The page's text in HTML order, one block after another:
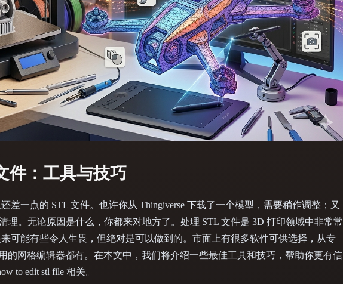
Cel-Shaded Fantasy Flat
Low Poly Medieval Minimalist
Realistic Retro Stylized
件：工具与技巧
差一点的 STL 文件。也许你从 Thingiverse 下载了一个模型，需要稍作调整；又
理。无论原因是什么，你都来对地方了。处理 STL 文件是 3D 打印领域中非常常
可能有些令人生畏，但绝对是可以做到的。市面上有很多软件可供选择，从专
的网格编辑器都有。在本文中，我们将介绍一些最佳工具和技巧，帮助你更有信
to edit stl file 相关。